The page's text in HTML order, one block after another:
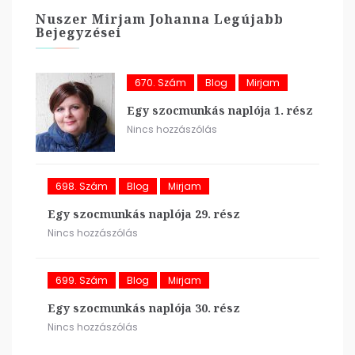
Nuszer Mirjam Johanna Legújabb
Bejegyzései
670. Szám Blog Mirjam
Egy szocmunkás naplója 1. rész
Nincs hozzászólás
698. Szám Blog Mirjam
Egy szocmunkás naplója 29. rész
Nincs hozzászólás
699. Szám Blog Mirjam
Egy szocmunkás naplója 30. rész
Nincs hozzászólás